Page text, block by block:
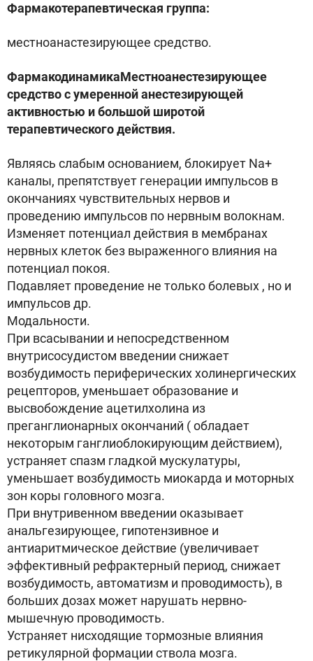
Фармакотерапевтическая группа:
местноанастезирующее средство.
ФармакодинамикаМестноанестезирующее
средство с умеренной анестезирующей
активностью и большой широтой
терапевтического действия.
Являясь слабым основанием, блокирует Na+
каналы, препятствует генерации импульсов в
окончаниях чувствительных нервов и
проведению импульсов по нервным волокнам.
Изменяет потенциал действия в мембранах
нервных клеток без выраженного влияния на
потенциал покоя.
Подавляет проведение не только болевых , но и
импульсов др.
Модальности.
При всасывании и непосредственном
внутрисосудистом введении снижает
возбудимость периферических холинергических
рецепторов, уменьшает образование и
высвобождение ацетилхолина из
преганглионарных окончаний ( обладает
некоторым ганглиоблокирующим действием),
устраняет спазм гладкой мускулатуры,
уменьшает возбудимость миокарда и моторных
зон коры головного мозга.
При внутривенном введении оказывает
анальгезирующее, гипотензивное и
антиаритмическое действие (увеличивает
эффективный рефрактерный период, снижает
возбудимость, автоматизм и проводимость), в
больших дозах может нарушать нервно-
мышечную проводимость.
Устраняет нисходящие тормозные влияния
ретикулярной формации ствола мозга.